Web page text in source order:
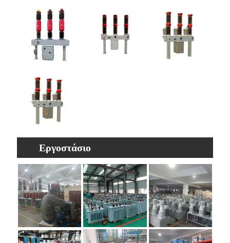
προϊόντος διακόπτη υψηλής τάσης SF6
βαρέως τύπου
Εργοστάσιο